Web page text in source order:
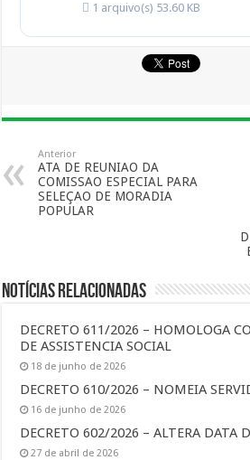
1 arquivo(s) 53.60 KB
Anterior
ATA DE REUNIAO DA
COMISSAO ESPECIAL PARA
SELEÇAO DE MORADIA
POPULAR
Notícias Relacionadas
DECRETO 611/2026 – HOMOLOGA
DE ASSISTENCIA SOCIAL
18 de junho de 2026
DECRETO 610/2026 – NOMEIA
16 de junho de 2026
DECRETO 602/2026 – ALTERA DATA
27 de abril de 2026